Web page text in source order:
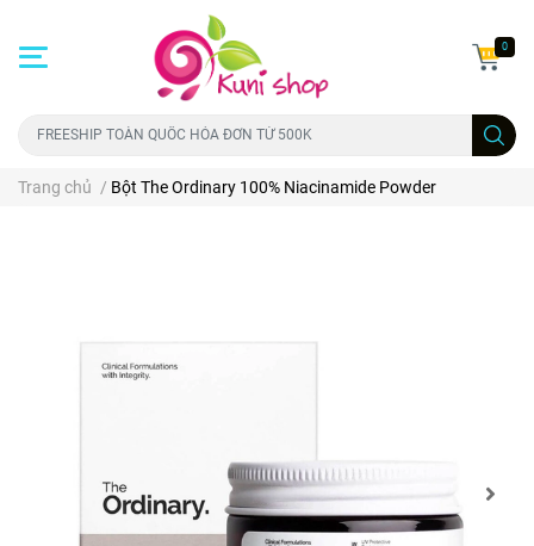
0
Trang chủ / Bột The Ordinary 100% Niacinamide Powder